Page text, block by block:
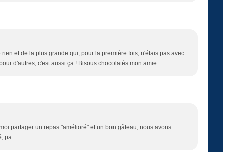
et de la plus grande qui, pour la première fois, n'étais pas avec
d'autres, c'est aussi ça ! Bisous chocolatés mon amie.
partager un repas "amélioré" et un bon gâteau, nous avons
pa